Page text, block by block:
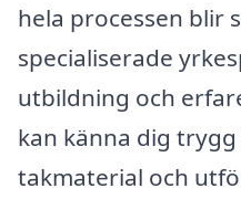
hela processen blir
specialiserade
utbildning och
kan känna dig
takmaterial och